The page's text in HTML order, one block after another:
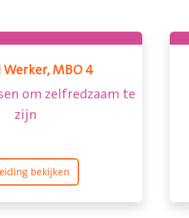
Werker, MBO 4
om zelfredzaam te
zijn
bekijken